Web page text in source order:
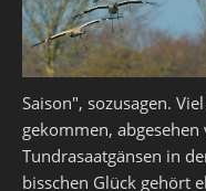
Saison", sozusagen.
gekommen,
Tundrasaatgänsen in
bisschen Glück gehört